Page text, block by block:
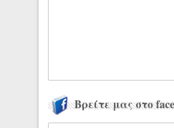
Βρείτε μας στο